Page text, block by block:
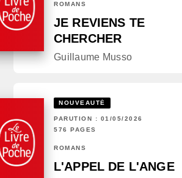
ROMANS
JE REVIENS TE
CHERCHER
Guillaume Musso
NOUVEAUTÉ
PARUTION : 01/05/2026
576 PAGES
ROMANS
L'APPEL DE L'ANGE